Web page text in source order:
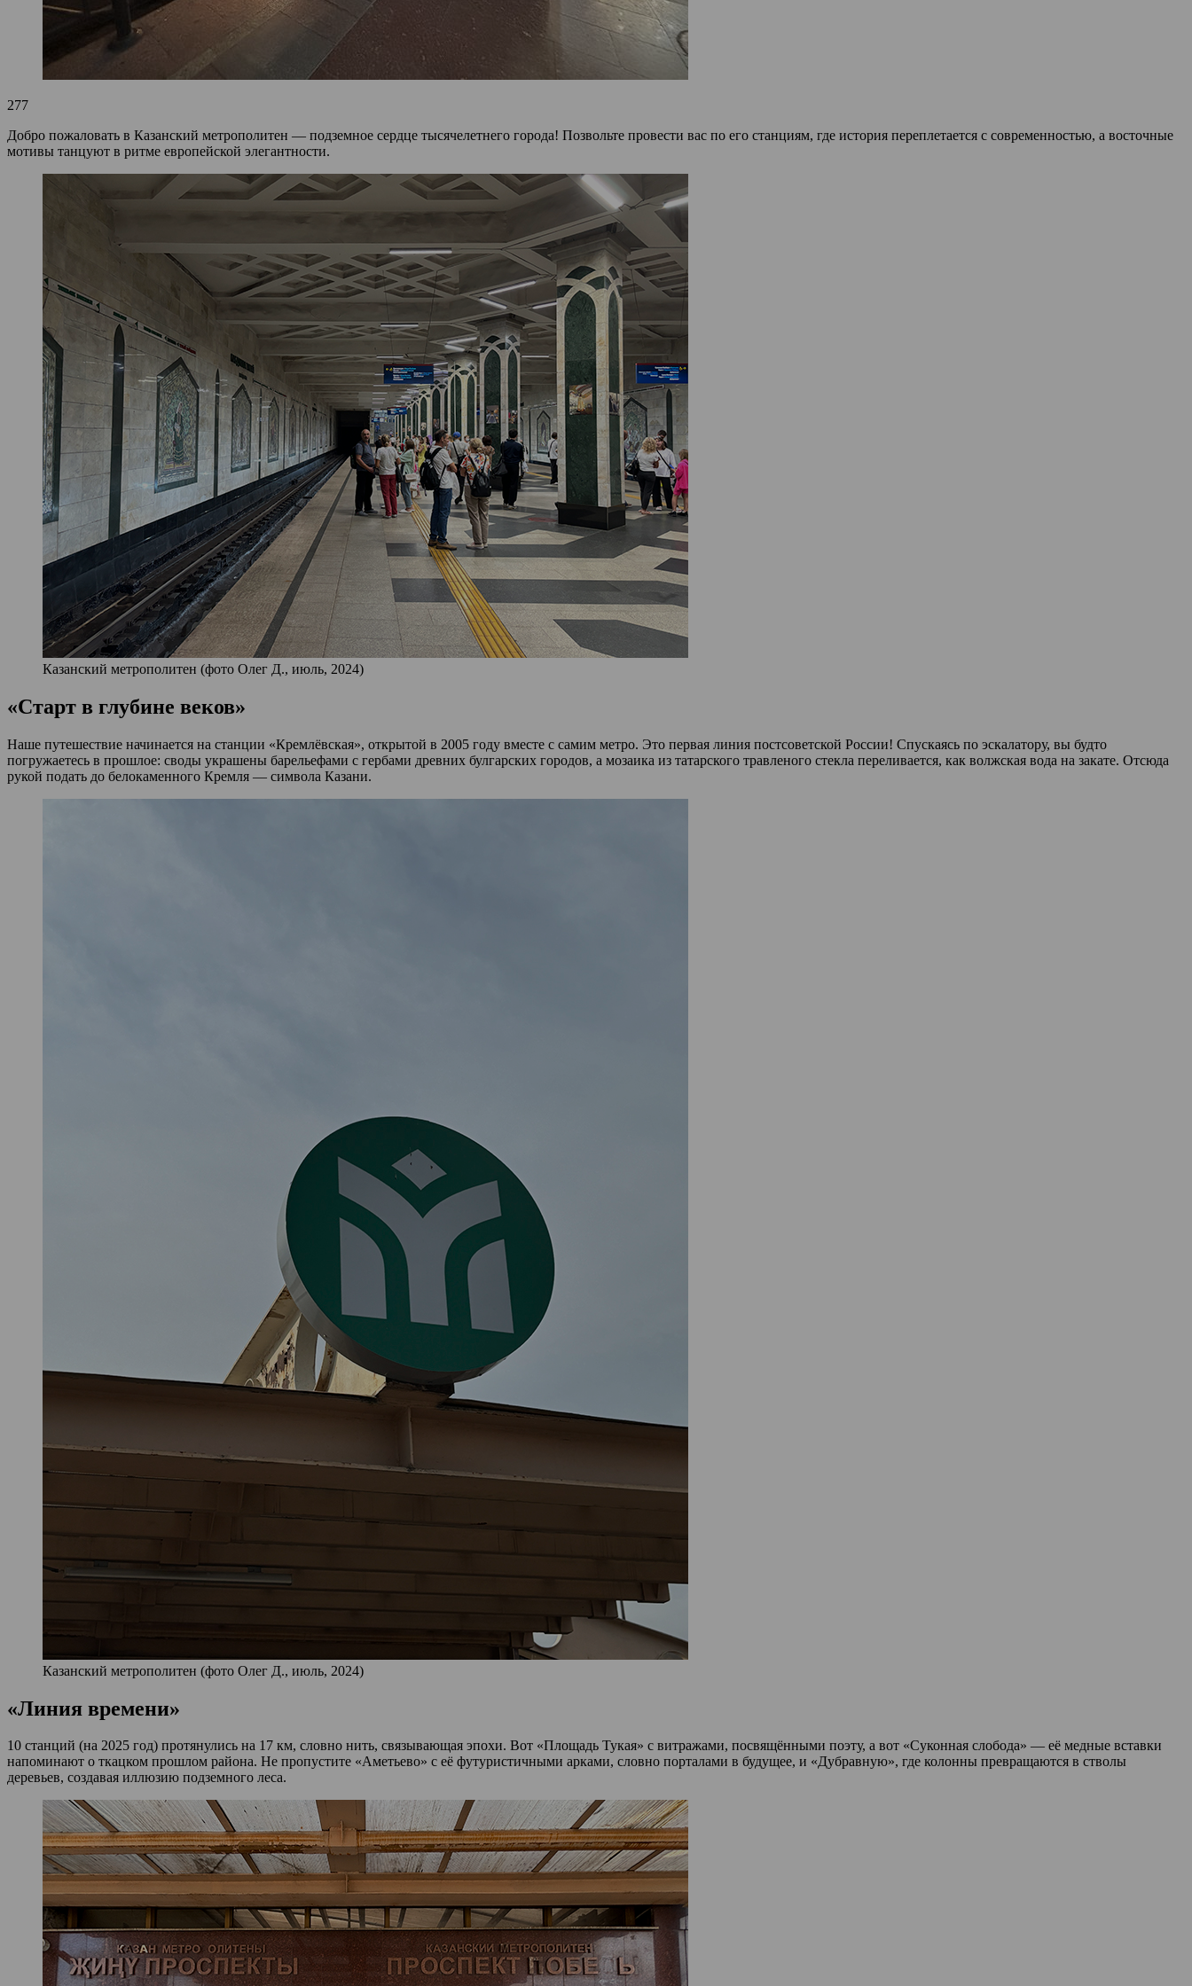
277
Добро пожаловать в Казанский метрополитен — подземное сердце тысячелетнего города! Позвольте провести вас по его станциям, где история переплетается с современностью, а восточные
мотивы танцуют в ритме европейской элегантности.
Казанский метрополитен (фото Олег Д., июль, 2024)
«Старт в глубине веков»
Наше путешествие начинается на станции «Кремлёвская», открытой в 2005 году вместе с самим метро. Это первая линия постсоветской России! Спускаясь по эскалатору, вы будто
погружаетесь в прошлое: своды украшены барельефами с гербами древних булгарских городов, а мозаика из татарского травленого стекла переливается, как волжская вода на закате. Отсюда
рукой подать до белокаменного Кремля — символа Казани.
Казанский метрополитен (фото Олег Д., июль, 2024)
«Линия времени»
10 станций (на 2025 год) протянулись на 17 км, словно нить, связывающая эпохи. Вот «Площадь Тукая» с витражами, посвящёнными поэту, а вот «Суконная слобода» — её медные вставки
напоминают о ткацком прошлом района. Не пропустите «Аметьево» с её футуристичными арками, словно порталами в будущее, и «Дубравную», где колонны превращаются в стволы
деревьев, создавая иллюзию подземного леса.